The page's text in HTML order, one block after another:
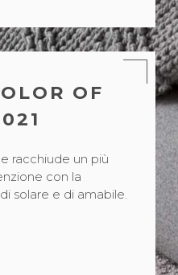
OF
racchiude un più
con la
solare e di amabile.